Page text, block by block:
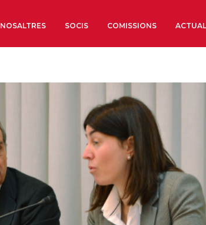
NOSALTRES
Òrgans de Govern
Òrgans Consultius
Estructura Executiva
Institut d’Estudis
Societat Barcelonesa
Econòmics i Socials
Organitzacions
Organitzacions
SOCIS COMISSIONS